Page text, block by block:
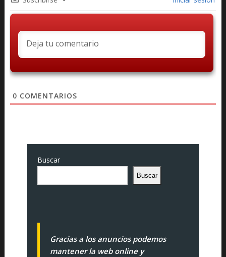
0 COMENTARIOS
Buscar
Buscar
Gracias a los anuncios podemos
mantener la web online y